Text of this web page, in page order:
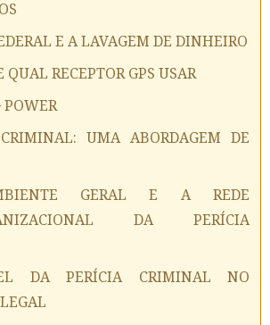
E A LAVAGEM DE DINHEIRO
QUAL RECEPTOR GPS USAR
POWER
UMA ABORDAGEM DE
GERAL E A REDE
DA PERÍCIA
DA PERÍCIA CRIMINAL NO